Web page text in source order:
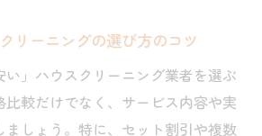
リーニングの選び方のコツ
」ハウスクリーニング業者を選ぶ
較だけでなく、サービス内容や実
ましょう。特に、セット割引や複数